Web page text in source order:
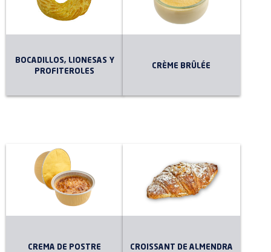
BOCADILLOS, LIONESAS Y
PROFITEROLES
CRÈME BRÛLÉE
CREMA DE POSTRE CROISSANT DE ALMENDRA